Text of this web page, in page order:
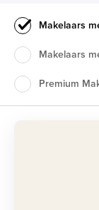
Makelaars
Makelaars
Premium